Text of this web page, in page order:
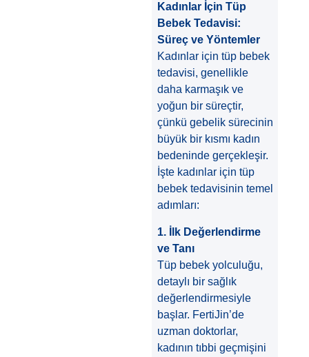
Kadınlar İçin Tüp
Bebek Tedavisi:
Süreç ve Yöntemler
Kadınlar için tüp bebek
tedavisi, genellikle
daha karmaşık ve
yoğun bir süreçtir,
çünkü gebelik sürecinin
büyük bir kısmı kadın
bedeninde gerçekleşir.
İşte kadınlar için tüp
bebek tedavisinin temel
adımları:
1. İlk Değerlendirme
ve Tanı
Tüp bebek yolculuğu,
detaylı bir sağlık
değerlendirmesiyle
başlar. FertiJin’de
uzman doktorlar,
kadının tıbbi geçmişini